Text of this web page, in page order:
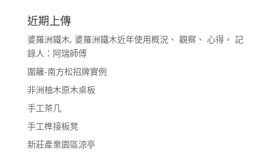
近期上傳
婆羅洲鐵木, 婆羅洲鐵木近年使用概況、 觀察、 心得。 記
錄人：阿瑞師傅
圍籬-南方松招牌實例
非洲柚木原木桌板
手工茶几
手工榫接板凳
新莊產業園區涼亭